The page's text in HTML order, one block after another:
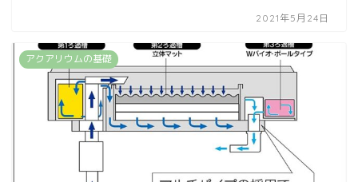
2021年5月24日
アクアリウムの基礎